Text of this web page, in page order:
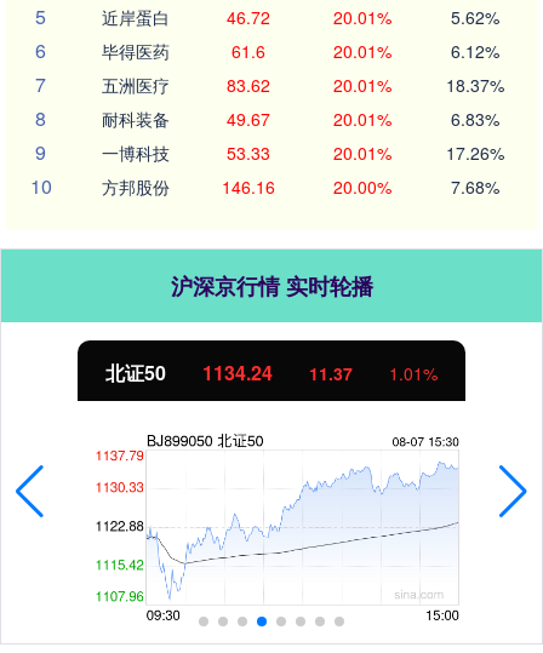
5 近岸蛋白 46.72 20.01% 5.62%
6 毕得医药 61.6 20.01% 6.12%
7 五洲医疗 83.62 20.01% 18.37%
8 耐科装备 49.67 20.01% 6.83%
9 一博科技 53.33 20.01% 17.26%
10 方邦股份 146.16 20.00% 7.68%
沪深京行情 实时轮播
北证50 1134.24 11.37 1.01%